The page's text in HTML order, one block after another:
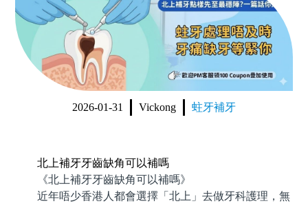
醫療新聞 medical news
種植牙 dental implant
箍牙 orthodontics
收費標準 change standard
2026-01-31 Vickong 蛀牙補牙
北上補牙牙齒缺角可以補嗎
《北上補牙牙齒缺角可以補嗎》
近年唔少香港人都會選擇「北上」去做牙科護理，無